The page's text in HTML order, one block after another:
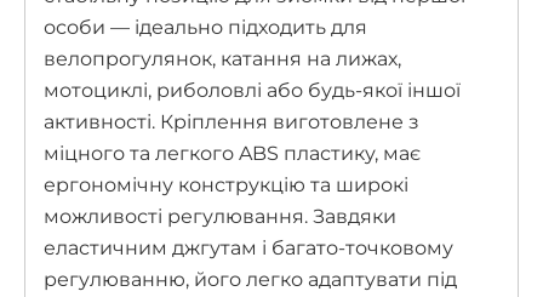
особи — ідеально підходить для
велопрогулянок, катання на лижах,
мотоциклі, риболовлі або будь-якої іншої
активності. Кріплення виготовлене з
міцного та легкого ABS пластику, має
ергономічну конструкцію та широкі
можливості регулювання. Завдяки
еластичним джгутам і багато-точковому
регулюванню, його легко адаптувати під